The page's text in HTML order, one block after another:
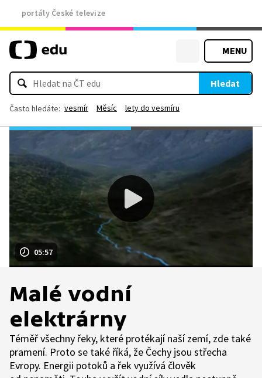
portály České televize
MENU
Hledat
Často hledáte: vesmír Měsíc lety do vesmíru
05:57
Malé vodní
elektrárny
Téměř všechny řeky, které protékají naší zemí, zde také
pramení. Proto se také říká, že Čechy jsou střecha
Evropy. Energii potoků a řek využívá člověk